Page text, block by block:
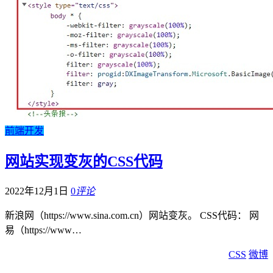
前端开发
网站实现变灰的CSS代码
2022年12月1日 0评论
新浪网（https://www.sina.com.cn）网站变灰。 CSS代码： 网
易（https://www…
CSS 微博